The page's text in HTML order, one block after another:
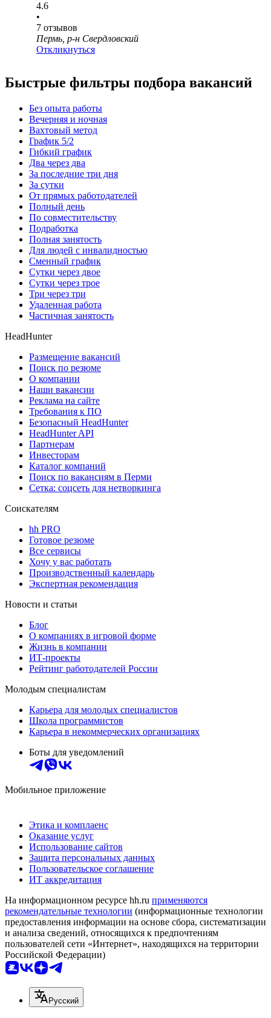
4.6
•
7 отзывов
Пермь, р-н Свердловский
Откликнуться
Быстрые фильтры подбора вакансий
Без опыта работы
Вечерняя и ночная
Вахтовый метод
График 5/2
Гибкий график
Два через два
За последние три дня
За сутки
От прямых работодателей
Полный день
По совместительству
Подработка
Полная занятость
Для людей с инвалидностью
Сменный график
Сутки через двое
Сутки через трое
Три через три
Удаленная работа
Частичная занятость
HeadHunter
Размещение вакансий
Поиск по резюме
О компании
Наши вакансии
Реклама на сайте
Требования к ПО
Безопасный HeadHunter
HeadHunter API
Партнерам
Инвесторам
Каталог компаний
Поиск по вакансиям в Перми
Сетка: соцсеть для нетворкинга
Соискателям
hh PRO
Готовое резюме
Все сервисы
Хочу у вас работать
Производственный календарь
Экспертная рекомендация
Новости и статьи
Блог
О компаниях в игровой форме
Жизнь в компании
ИТ-проекты
Рейтинг работодателей России
Молодым специалистам
Карьера для молодых специалистов
Школа программистов
Карьера в некоммерческих организациях
Боты для уведомлений
Мобильное приложение
Этика и комплаенс
Оказание услуг
Использование сайтов
Защита персональных данных
Пользовательское соглашение
ИТ аккредитация
На информационном ресурсе hh.ru применяются
рекомендательные технологии (информационные технологии
предоставления информации на основе сбора, систематизации
и анализа сведений, относящихся к предпочтениям
пользователей сети «Интернет», находящихся на территории
Российской Федерации)
Русский